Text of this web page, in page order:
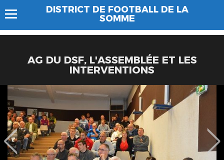
DISTRICT DE FOOTBALL DE LA
SOMME
AG DU DSF, L'ASSEMBLÉE ET LES
INTERVENTIONS